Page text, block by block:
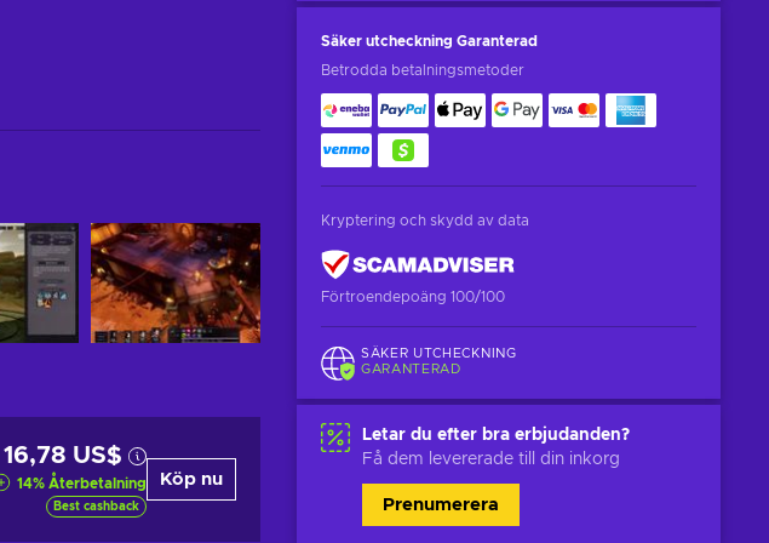
Säker utcheckning Garanterad
Betrodda betalningsmetoder
Kryptering och skydd av data
Förtroendepoäng 100/100
SÄKER UTCHECKNING
GARANTERAD
Letar du efter bra erbjudanden?
Få dem levererade till din inkorg
Prenumerera
16,78 US$
14% Återbetalning
Best cashback
Köp nu